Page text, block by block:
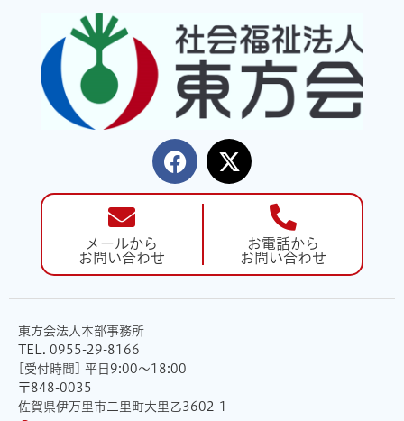
メールから
お問い合わせ
お電話から
お問い合わせ
東方会法人本部事務所
TEL. 0955-29-8166
[受付時間] 平日9:00〜18:00
〒848-0035
佐賀県伊万里市二里町大里乙3602-1